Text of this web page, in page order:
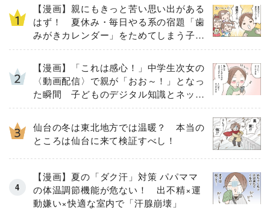
【漫画】親にもきっと苦い思い出がある
はず！ 夏休み・毎日やる系の宿題「歯
みがきカレンダー」をためてしまう子ど
もとその結末
【漫画】「これは感心！」中学生次女の
〈動画配信〉で親が「おお～！」となっ
た瞬間 子どものデジタル知識とネット
リテラシー教育の高さがスゴイ！
仙台の冬は東北地方では温暖？ 本当の
ところは仙台に来て検証すべし！
【漫画】夏の「ダク汗」対策 パパママ
の体温調節機能が危ない！ 出不精×運
動嫌い×快適な室内で「汗腺崩壊」